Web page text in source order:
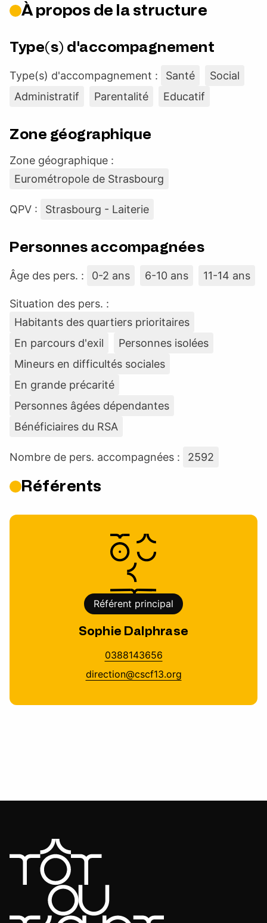
À propos de la structure
Type(s) d'accompagnement
Type(s) d'accompagnement : Santé
Social
Administratif
Parentalité Educatif
Zone géographique
Zone géographique :
Eurométropole de Strasbourg
QPV : Strasbourg - Laiterie
Personnes accompagnées
Âge des pers. : 0-2 ans 6-10 ans 11-14 ans
Situation des pers. :
Habitants des quartiers prioritaires
En parcours d'exil
Personnes isolées
Mineurs en difficultés sociales
En grande précarité
Personnes âgées dépendantes
Bénéficiaires du RSA
Nombre de pers. accompagnées : 2592
Référents
Référent principal
Sophie Dalphrase
0388143656
direction@cscf13.org